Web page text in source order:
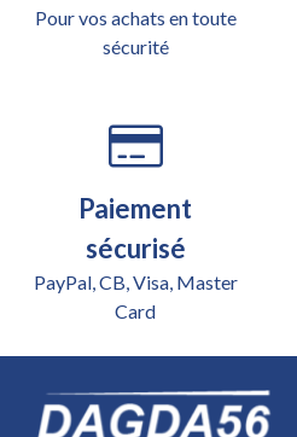
Pour vos achats en toute
sécurité
Paiement
sécurisé
PayPal, CB, Visa, Master
Card